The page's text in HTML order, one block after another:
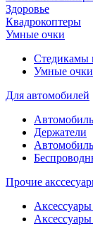
Здоровье
Квадрокоптеры
Умные очки
Умные
Для автомобилей
Держатели
Прочие